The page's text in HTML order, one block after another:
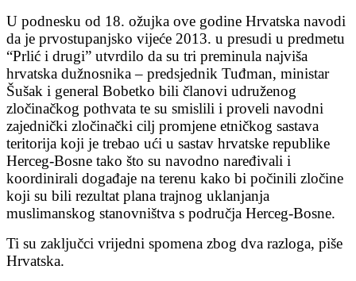
U podnesku od 18. ožujka ove godine Hrvatska navodi
da je prvostupanjsko vijeće 2013. u presudi u predmetu
“Prlić i drugi” utvrdilo da su tri preminula najviša
hrvatska dužnosnika – predsjednik Tuđman, ministar
Šušak i general Bobetko bili članovi udruženog
zločinačkog pothvata te su smislili i proveli navodni
zajednički zločinački cilj promjene etničkog sastava
teritorija koji je trebao ući u sastav hrvatske republike
Herceg-Bosne tako što su navodno naređivali i
koordinirali događaje na terenu kako bi počinili zločine
koji su bili rezultat plana trajnog uklanjanja
muslimanskog stanovništva s područja Herceg-Bosne.
Ti su zaključci vrijedni spomena zbog dva razloga, piše
Hrvatska.